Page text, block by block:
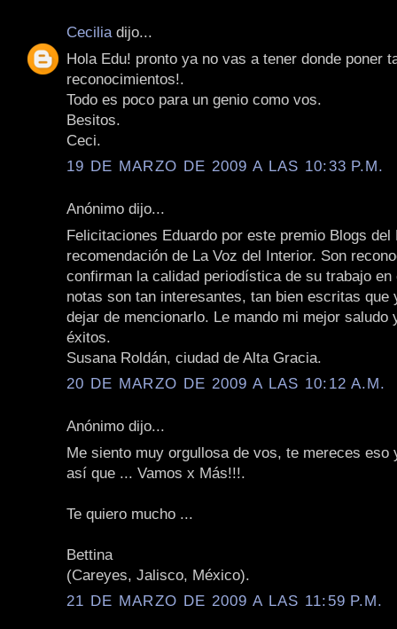
Ceciliadijo...
Hola Edu! pronto ya no vas a tener donde poner
reconocimientos!.
Todo es poco para un genio como vos.
Besitos.
Ceci.
19 DE MARZO DE 2009 A LAS 10:33 P.M.
Anónimo dijo...
Felicitaciones Eduardo por este premio Blogs
recomendación de La Voz del Interior. Son
confirman la calidad periodística de su trabajo en
notas son tan interesantes, tan bien escritas que
dejar de mencionarlo. Le mando mi mejor saludo
éxitos.
Susana Roldán, ciudad de Alta Gracia.
20 DE MARZO DE 2009 A LAS 10:12 A.M.
Anónimo dijo...
Me siento muy orgullosa de vos, te mereces eso
así que ... Vamos x Más!!!.
Te quiero mucho ...
Bettina
(Careyes, Jalisco, México).
21 DE MARZO DE 2009 A LAS 11:59 P.M.